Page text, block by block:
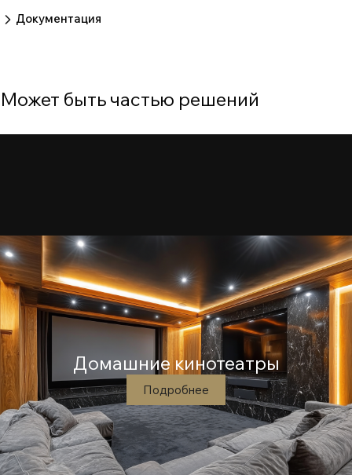
Документация
e4cdcc78df893d221851692ac293908b
fd7c5612777ca93c095390f507107d37
Может быть частью решений
Домашние кинотеатры
Подробнее